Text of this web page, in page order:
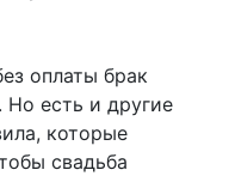
оплаты брак
Но есть и другие
которые
свадьба